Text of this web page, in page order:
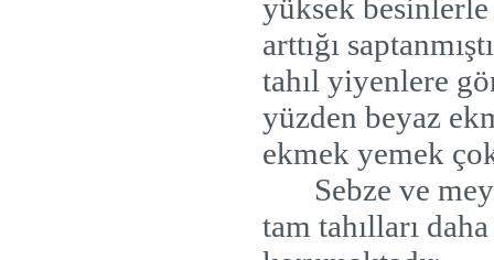
yüksek
arttığı
tahıl yiyenlere
yüzden beyaz
ekmek yemek
Sebze ve
tam tahılları